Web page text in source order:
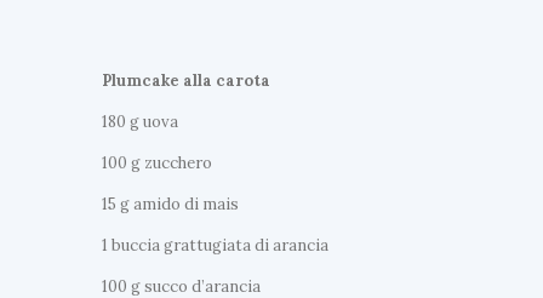
Plumcake alla carota
180 g uova
100 g zucchero
15 g amido di mais
1 buccia grattugiata di arancia
100 g succo d’arancia